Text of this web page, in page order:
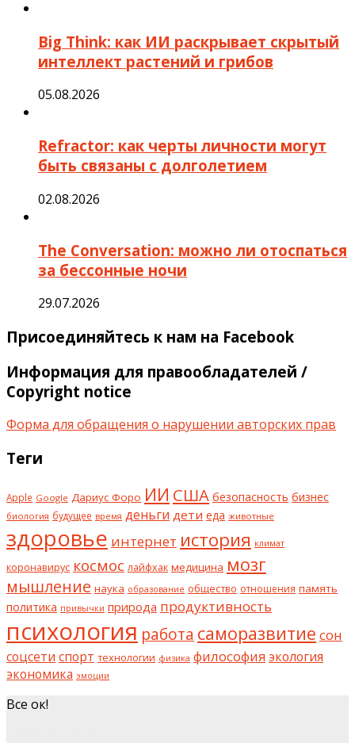
Big Think: как ИИ раскрывает скрытый
интеллект растений и грибов
05.08.2026
Refractor: как черты личности могут
быть связаны с долголетием
02.08.2026
The Conversation: можно ли отоспаться
за бессонные ночи
29.07.2026
Присоединяйтесь к нам на Facebook
Информация для правообладателей /
Copyright notice
Форма для обращения о нарушении авторских прав
Теги
Apple Google Дариус Форо ИИ США безопасность бизнес
биология будущее время деньги дети еда животные
здоровье интернет история климат
коронавирус космос лайфхак медицина мозг
мышление наука образование общество отношения память
политика привычки природа продуктивность
психология работа саморазвитие сон
соцсети спорт технологии физика философия экология
экономика эмоции
Все ок!